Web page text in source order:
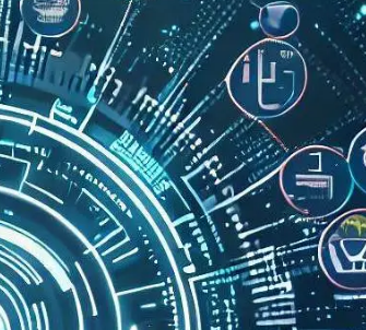
AI 应用构建
大模型服务平台百炼-应用模版
丰富多元化的应用模版和解决方案
大模型服务平台百炼-智能体
灵活可视化地构建企业级 Agent
人工智能平台 PAI
AI Native 的算法工程平台，一站式完成建模、训练、推理服务部署
大模型原
Qoder HOT
面向真实软件
万有无界
秒悟
云端极速 AI
OA 办公系统
财税管理
400电话
广告营销
建站小程序
模板建站
定制建站
模板小程序
定制小程序
APP 开发
建站系统